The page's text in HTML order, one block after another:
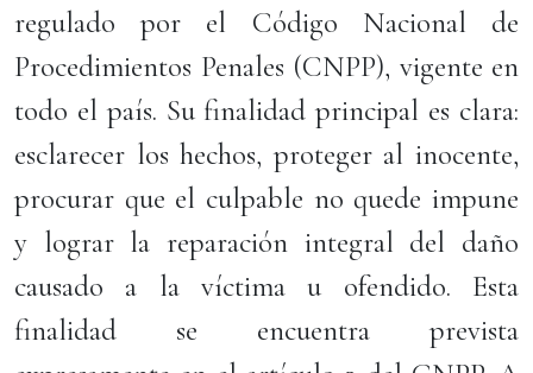
regulado por el Código Nacional de
Procedimientos Penales (CNPP), vigente en
todo el país. Su finalidad principal es clara:
esclarecer los hechos, proteger al inocente,
procurar que el culpable no quede impune
y lograr la reparación integral del daño
causado a la víctima u ofendido. Esta
finalidad se encuentra prevista